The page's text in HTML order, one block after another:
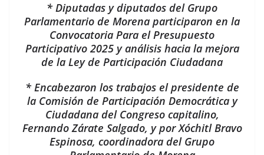
* Diputadas y diputados del Grupo
Parlamentario de Morena participaron en la
Convocatoria Para el Presupuesto
Participativo 2025 y análisis hacia la mejora
de la Ley de Participación Ciudadana
* Encabezaron los trabajos el presidente de
la Comisión de Participación Democrática y
Ciudadana del Congreso capitalino,
Fernando Zárate Salgado, y por Xóchitl Bravo
Espinosa, coordinadora del Grupo